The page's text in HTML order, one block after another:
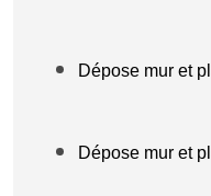
Dépose mur et
Dépose mur et